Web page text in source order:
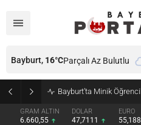
Bayburt’ta Minik
GRAM ALTIN
6.660,55
DOLAR
47,7111
EURO
Bayburt, 16°CParçalı Az Bulutlu